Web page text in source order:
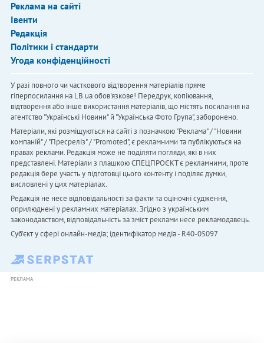
Реклама на сайті
Івенти
Редакція
Політики і стандарти
Угода конфіденційності
У разі повного чи часткового відтворення матеріалів пряме
гіперпосилання на LB.ua обов'язкове! Передрук, копіювання,
відтворення або інше використання матеріалів, що містять посилання на
агентство "Українськi Новини" й "Українська Фото Група", заборонено.
Матеріали, які розміщуються на сайті з позначкою "Реклама" / "Новини
компаній" / "Пресреліз" / "Promoted", є рекламними та публікуються на
правах реклами. Редакція може не поділяти погляди, які в них
представлені. Матеріали з плашкою СПЕЦПРОЄКТ є рекламними, проте
редакція бере участь у підготовці цього контенту і поділяє думки,
висловлені у цих матеріалах.
Редакція не несе відповідальності за факти та оціночні судження,
оприлюднені у рекламних матеріалах. Згідно з українським
законодавством, відповідальність за зміст реклами несе рекламодавець.
Cуб'єкт у сфері онлайн-медіа; ідентифікатор медіа - R40-05097
РЕКЛАМА